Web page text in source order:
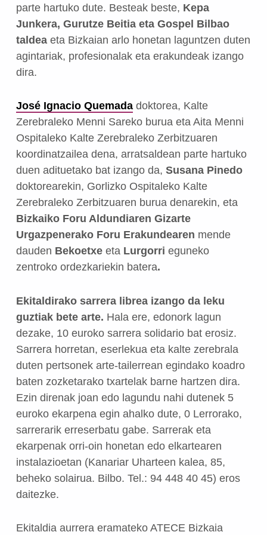
parte hartuko dute. Besteak beste, Kepa
Junkera, Gurutze Beitia eta Gospel Bilbao
taldea eta Bizkaian arlo honetan laguntzen duten
agintariak, profesionalak eta erakundeak izango
dira.
José Ignacio Quemadadoktorea, Kalte
Zerebraleko Menni Sareko burua eta Aita Menni
Ospitaleko Kalte Zerebraleko Zerbitzuaren
koordinatzailea dena, arratsaldean parte hartuko
duen adituetako bat izango da, Susana Pinedo
doktorearekin, Gorlizko Ospitaleko Kalte
Zerebraleko Zerbitzuaren burua denarekin, eta
Bizkaiko Foru Aldundiaren Gizarte
Urgazpenerako Foru Erakundearen mende
dauden Bekoetxe eta Lurgorri eguneko
zentroko ordezkariekin batera.
Ekitaldirako sarrera librea izango da leku
guztiak bete arte. Hala ere, edonork lagun
dezake, 10 euroko sarrera solidario bat erosiz.
Sarrera horretan, eserlekua eta kalte zerebrala
duten pertsonek arte-tailerrean egindako koadro
baten zozketarako txartelak barne hartzen dira.
Ezin direnak joan edo lagundu nahi dutenek 5
euroko ekarpena egin ahalko dute, 0 Lerrorako,
sarrerarik erreserbatu gabe. Sarrerak eta
ekarpenak orri-oin honetan edo elkartearen
instalazioetan (Kanariar Uharteen kalea, 85,
beheko solairua. Bilbo. Tel.: 94 448 40 45) eros
daitezke.
Ekitaldia aurrera eramateko ATECE Bizkaia